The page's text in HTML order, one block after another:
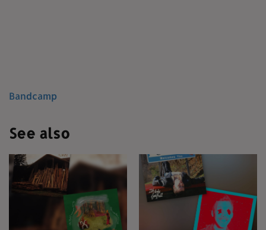
Bandcamp
See also